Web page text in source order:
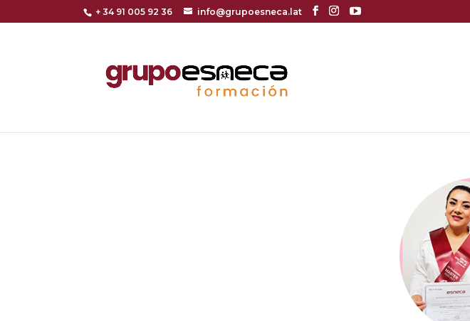
+ 34 91 005 92 36 info@grupoesneca.lat